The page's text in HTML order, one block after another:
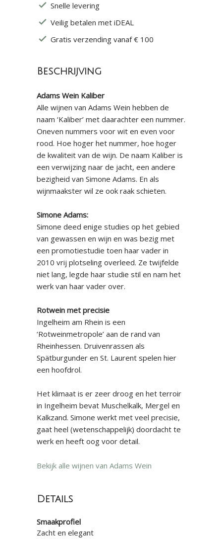
Snelle levering
Veilig betalen met iDEAL
Gratis verzending vanaf € 100
Beschrijving
Adams Wein Kaliber
Alle wijnen van Adams Wein hebben de
naam ‘Kaliber’ met daarachter een nummer.
Oneven nummers voor wit en even voor
rood. Hoe hoger het nummer, hoe hoger
de kwaliteit van de wijn. De naam Kaliber is
een verwijzing naar de jacht, een andere
bezigheid van Simone Adams. En als
wijnmaakster wil ze ook raak schieten.
Simone Adams:
Simone deed enige studies op het gebied
van gewassen en wijn en was bezig met
een promotiestudie toen haar vader in
2010 vrij plotseling overleed. Ze twijfelde
niet lang, legde haar studie stil en nam het
werk van haar vader over.
Rotwein met precisie
Ingelheim am Rhein is een
‘Rotweinmetropole’ aan de rand van
Rheinhessen. Druivenrassen als
Spätburgunder en St. Laurent spelen hier
een hoofdrol.
Het klimaat is er zeer droog en het terroir
in Ingelheim bevat Muschelkalk, Mergel en
Kalkzand. Simone werkt met veel precisie,
gaat heel (wetenschappelijk) doordacht te
werk en heeft oog voor detail.
Bekijk alle wijnen van Adams Wein
Details
Smaakprofiel
Zacht en elegant